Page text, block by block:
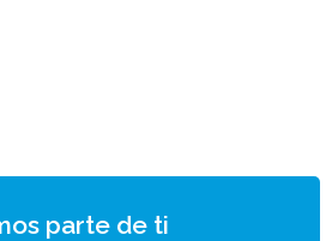
parte de ti